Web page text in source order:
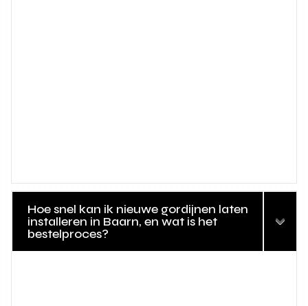
Hoe snel kan ik nieuwe gordijnen laten
installeren in Baarn, en wat is het
bestelproces?